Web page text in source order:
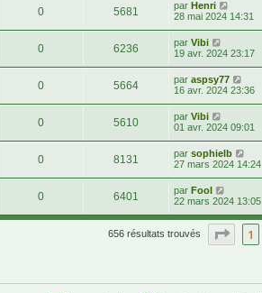
0 5681 par Henri
28 mai 2024 14:31
0 6236 par Vibi
19 avr. 2024 23:17
0 5664 par aspsy77
16 avr. 2024 23:36
0 5610 par Vibi
01 avr. 2024 09:01
0 8131 par sophielb
27 mars 2024 14:24
0 6401 par Fool
22 mars 2024 13:05
656 résultats trouvés Page1